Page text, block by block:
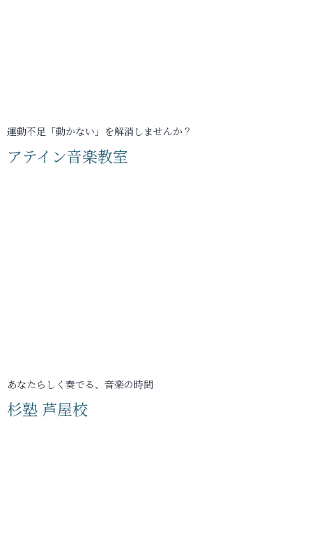
運動不足「動かない」を解消しませんか？
アテイン音楽教室
あなたらしく奏でる、音楽の時間
杉塾 芦屋校